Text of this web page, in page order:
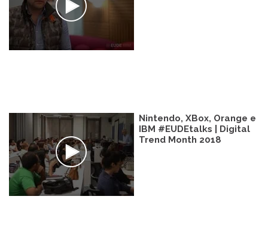
Nintendo, XBox, Orange e
IBM #EUDEtalks | Digital
Trend Month 2018